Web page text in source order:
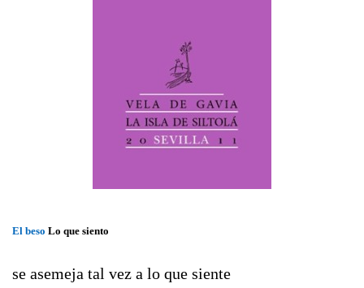
El beso Lo que siento
se asemeja tal vez a lo que siente